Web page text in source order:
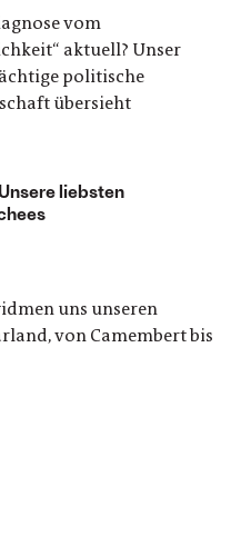
vom
aktuell? Unser
politische
übersieht
liebsten
uns unseren
von Camembert bis